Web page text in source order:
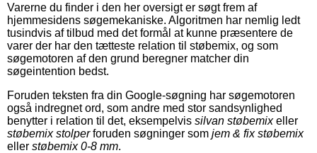
Varerne du finder i den her oversigt er søgt frem af
hjemmesidens søgemekaniske. Algoritmen har nemlig ledt
tusindvis af tilbud med det formål at kunne præsentere de
varer der har den tætteste relation til støbemix, og som
søgemotoren af den grund beregner matcher din
søgeintention bedst.
Foruden teksten fra din Google-søgning har søgemotoren
også indregnet ord, som andre med stor sandsynlighed
benytter i relation til det, eksempelvis silvan støbemixeller
støbemix stolperforuden søgninger som jem & fix støbemix
eller støbemix 0-8 mm.